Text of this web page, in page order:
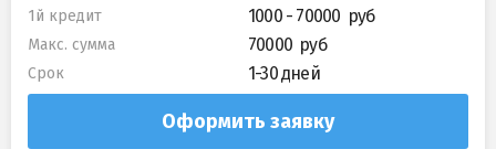
1й кредит 1000 - 70000
Макс. сумма 70000
Срок 1-30 дней
Оформить заявку